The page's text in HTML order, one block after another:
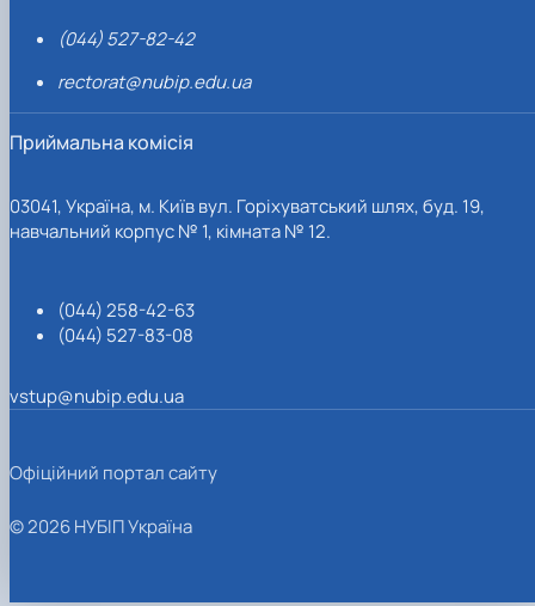
(044) 527-82-42
rectorat@nubip.edu.ua
Приймальна комісія
03041, Україна, м. Київ вул. Горіхуватський шлях, буд. 19,
навчальний корпус № 1, кімната № 12.
(044) 258-42-63
(044) 527-83-08
vstup@nubip.edu.ua
Офіційний портал сайту
© 2026 НУБІП Україна